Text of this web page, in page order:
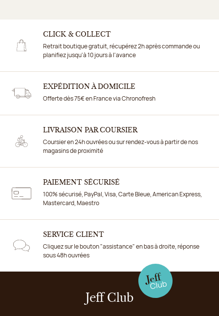
CLICK & COLLECT
Retrait boutique gratuit, récupérez 2h après commande ou
planifiez jusqu'à 10 jours à l'avance
EXPÉDITION À DOMICILE
Offerte dès 75€ en France via Chronofresh
LIVRAISON PAR COURSIER
Coursier en 24h ouvrées ou sur rendez-vous à partir de nos
magasins de proximité
PAIEMENT SÉCURISÉ
100% sécurisé, PayPal, Visa, Carte Bleue, American Express,
Mastercard, Maestro
SERVICE CLIENT
Cliquez sur le bouton "assistance" en bas à droite, réponse
sous 48h ouvrées
Jeff Club